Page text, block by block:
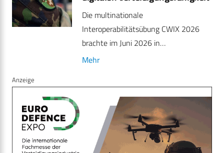
Die multinationale
Interoperabilitätsübung CWIX 2026
brachte im Juni 2026 in…
Mehr
Anzeige